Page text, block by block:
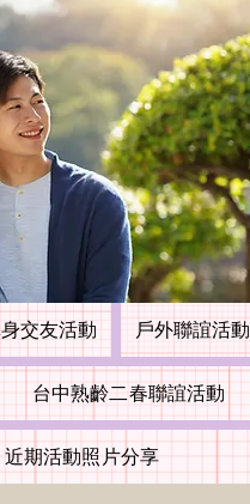
交友活動 戶外聯誼活動
台中熟齡二春聯誼活動
近期活動照片分享